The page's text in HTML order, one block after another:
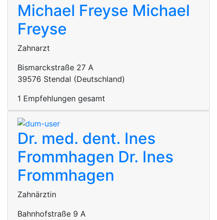
Michael Freyse Michael
Freyse
Zahnarzt
Bismarckstraße 27 A
39576 Stendal (Deutschland)
1 Empfehlungen gesamt
Dr. med. dent. Ines
Frommhagen Dr. Ines
Frommhagen
Zahnärztin
Bahnhofstraße 9 A